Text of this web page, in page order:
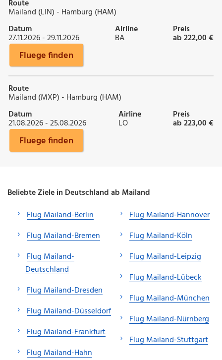
Route
Mailand (LIN) - Hamburg (HAM)
Datum
27.11.2026 - 29.11.2026
Airline
BA
Preis
ab 222,00 €
Fluege finden
Route
Mailand (MXP) - Hamburg (HAM)
Datum
21.08.2026 - 25.08.2026
Airline
LO
Preis
ab 223,00 €
Fluege finden
Beliebte Ziele in Deutschland ab Mailand
Flug Mailand-Berlin
Flug Mailand-Bremen
Flug Mailand-
Deutschland
Flug Mailand-Dresden
Flug Mailand-Düsseldorf
Flug Mailand-Frankfurt
Flug Mailand-Hahn
Flug Mailand-Hannover
Flug Mailand-Köln
Flug Mailand-Leipzig
Flug Mailand-Lübeck
Flug Mailand-München
Flug Mailand-Nürnberg
Flug Mailand-Stuttgart